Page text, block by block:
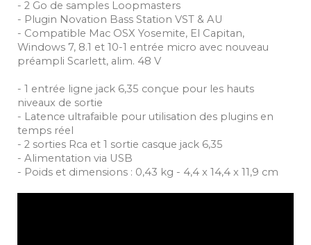
- 2 Go de samples Loopmasters
- Plugin Novation Bass Station VST & AU
- Compatible Mac OSX Yosemite, El Capitan,
Windows 7, 8.1 et 10-1 entrée micro avec nouveau
préampli Scarlett, alim. 48 V
- 1 entrée ligne jack 6,35 conçue pour les hauts
niveaux de sortie
- Latence ultrafaible pour utilisation des plugins en
temps réel
- 2 sorties Rca et 1 sortie casque jack 6,35
- Alimentation via USB
- Poids et dimensions : 0,43 kg - 4,4 x 14,4 x 11,9 cm